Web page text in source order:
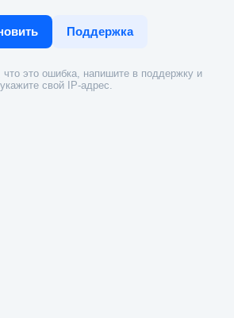
Поддержка
это ошибка, напишите в поддержку и
укажите свой IP-адрес.